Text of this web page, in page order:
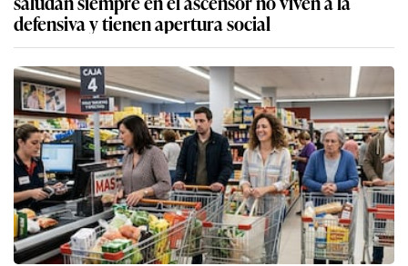
defensiva y tienen apertura social